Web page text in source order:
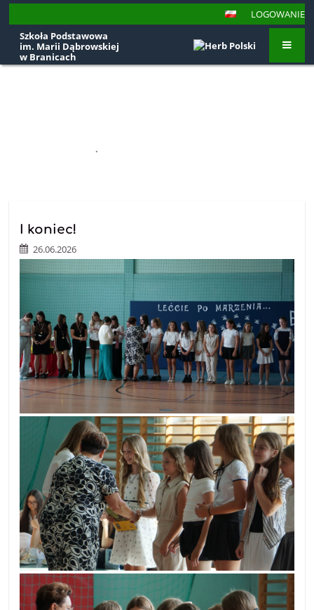
LOGOWANIE
Szkoła Podstawowa
im. Marii Dąbrowskiej
w Branicach
.
I koniec!
26.06.2026